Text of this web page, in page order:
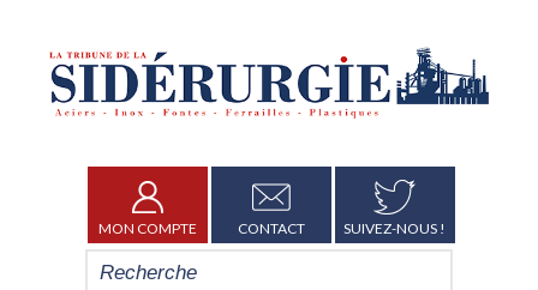
MON COMPTE CONTACT SUIVEZ-NOUS !